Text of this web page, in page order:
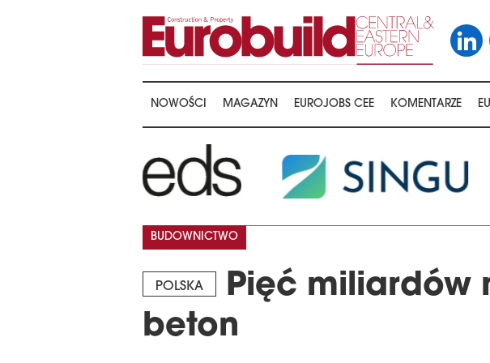
NOWOŚCI MAGAZYN EUROJOBS CEE KOMENTARZE
POLSKA
Pięć miliardów
beton
BUDOWNICTWO